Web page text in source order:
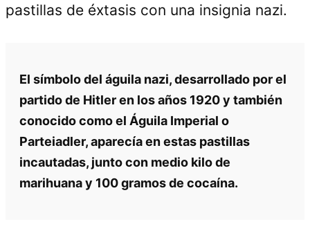
pastillas de éxtasis con una insignia nazi.
El símbolo del águila nazi, desarrollado por el
partido de Hitler en los años 1920 y también
conocido como el Águila Imperial o
Parteiadler, aparecía en estas pastillas
incautadas, junto con medio kilo de
marihuana y 100 gramos de cocaína.